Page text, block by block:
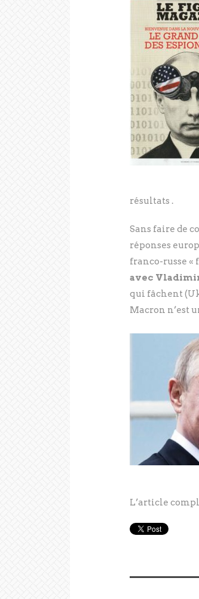
résultats .
Sans faire de
réponses
franco-russe «
avec Vladimir
qui fâchent
Macron n’est
L’article